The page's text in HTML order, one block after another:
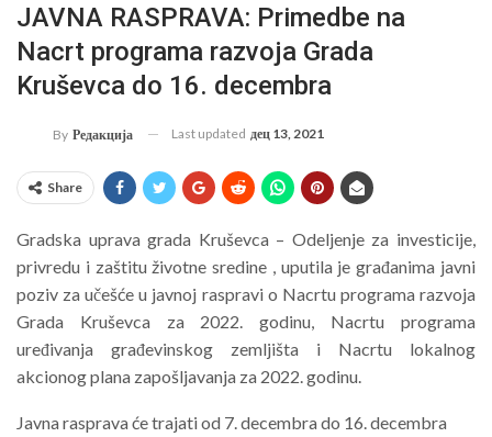
JAVNA RASPRAVA: Primedbe na
Nacrt programa razvoja Grada
Kruševca do 16. decembra
By Редакција Last updated дец 13, 2021
Share
Gradska uprava grada Kruševca – Odeljenje za investicije,
privredu i zaštitu životne sredine , uputila je građanima javni
poziv za učešće u javnoj raspravi o Nacrtu programa razvoja
Grada Kruševca za 2022. godinu, Nacrtu programa
uređivanja građevinskog zemljišta i Nacrtu lokalnog
akcionog plana zapošljavanja za 2022. godinu.
Javna rasprava će trajati od 7. decembra do 16. decembra